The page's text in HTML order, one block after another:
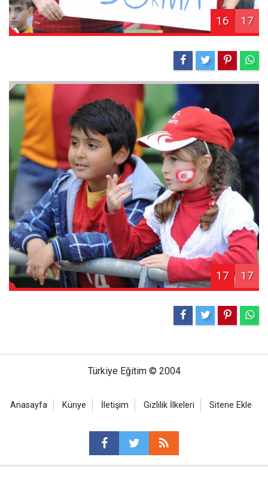
16 17
17 17
Türkiye Eğitim © 2004
Anasayfa Künye İletişim Gizlilik İlkeleri Sitene Ekle